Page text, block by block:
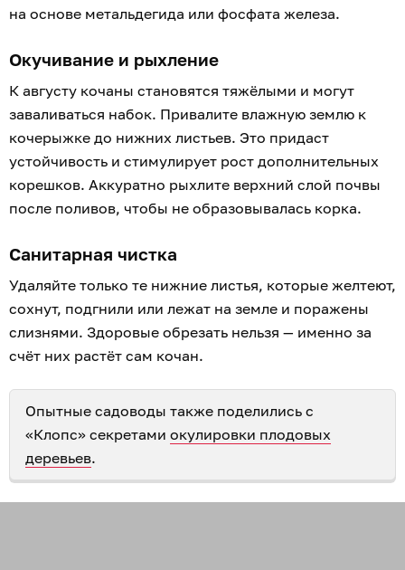
на основе метальдегида или фосфата железа.
Окучивание и рыхление
К августу кочаны становятся тяжёлыми и могут
заваливаться набок. Привалите влажную землю к
кочерыжке до нижних листьев. Это придаст
устойчивость и стимулирует рост дополнительных
корешков. Аккуратно рыхлите верхний слой почвы
после поливов, чтобы не образовывалась корка.
Санитарная чистка
Удаляйте только те нижние листья, которые желтеют,
сохнут, подгнили или лежат на земле и поражены
слизнями. Здоровые обрезать нельзя — именно за
счёт них растёт сам кочан.
Опытные садоводы также поделились с
«Клопс» секретами окулировки плодовых
деревьев.